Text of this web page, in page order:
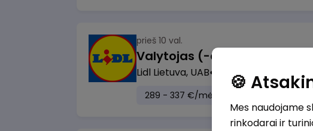
prieš 10 val.
Lidl Lietuva, UAB Marijampolė
289 - 337 €/mėn.
🍪
Mes naudojame
rinkodarai ir